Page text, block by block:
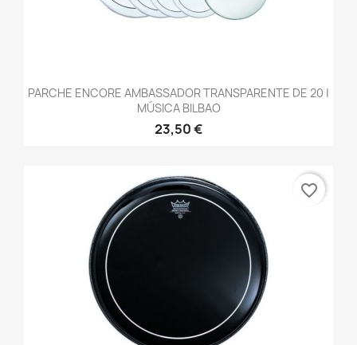
PARCHE ENCORE AMBASSADOR TRANSPARENTE DE 20 |
MÚSICA BILBAO
23,50 €
favorite_border